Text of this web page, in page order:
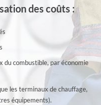
des coûts :
du combustible, par économie
les terminaux de chauffage,
équipements).